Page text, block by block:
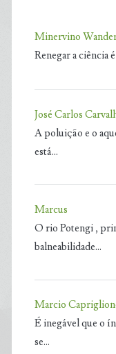
Minervino
Renegar a ciência
José Carlos
A poluição e o
está…
Marcus
O rio Potengi ,
balneabilidade…
Marcio
É inegável que o
se…